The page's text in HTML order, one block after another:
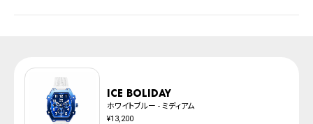
・系列店舗から取り寄せ後に発送
※ご予約商品は、記載のお届け予定での発送となります。
防水について
ICE boliday
ホワイトブルー - ミディアム
¥13,200